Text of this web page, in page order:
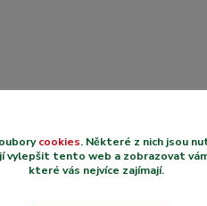
cookies. Některé z nich jsou
vylepšit tento web a zobrazovat
které vás nejvíce zajímají.